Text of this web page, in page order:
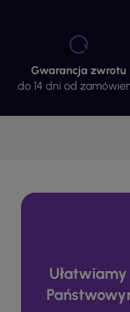
Gwarancja zwrotu
do 14 dni od